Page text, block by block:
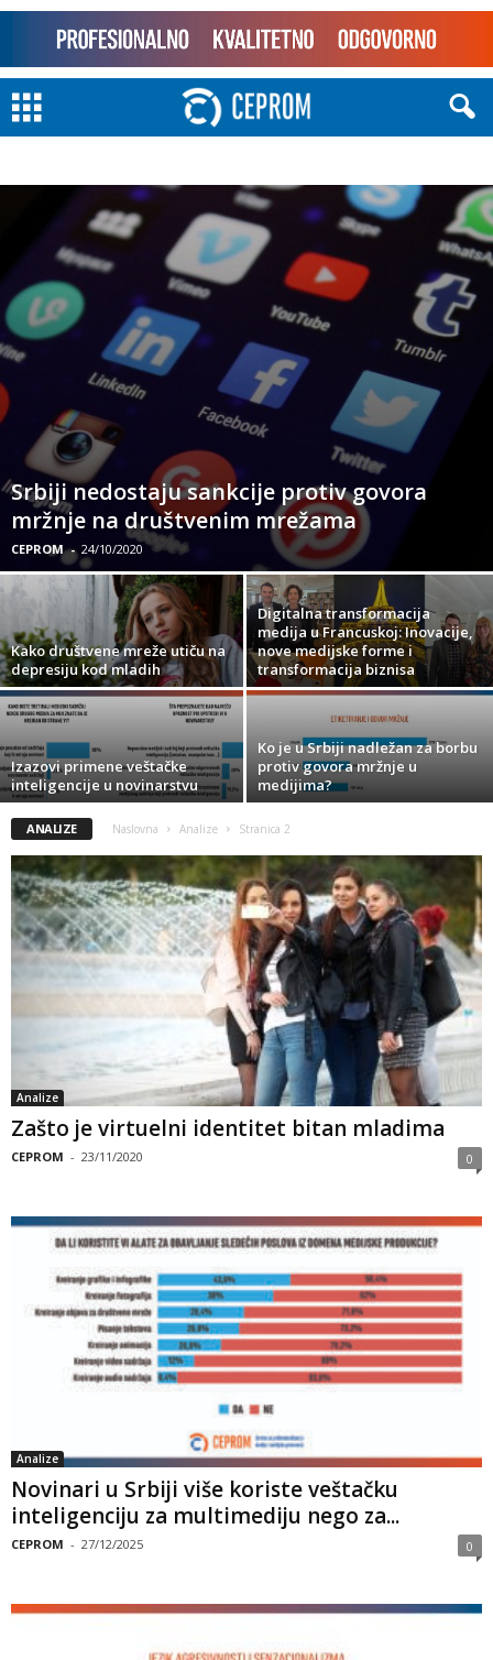
Srbiji nedostaju sankcije protiv govora
mržnje na društvenim mrežama
CEPROM - 24/10/2020
Kako društvene mreže utiču na
depresiju kod mladih
Digitalna transformacija
medija u Francuskoj: Inovacije,
nove medijske forme i
transformacija biznisa
Izazovi primene veštačke
inteligencije u novinarstvu
Ko je u Srbiji nadležan za borbu
protiv govora mržnje u
medijima?
ANALIZE Naslovna Analize Stranica 2
Analize
Zašto je virtuelni identitet bitan mladima
CEPROM - 23/11/2020 0
Analize
Novinari u Srbiji više koriste veštačku
inteligenciju za multimediju nego za...
CEPROM - 27/12/2025 0